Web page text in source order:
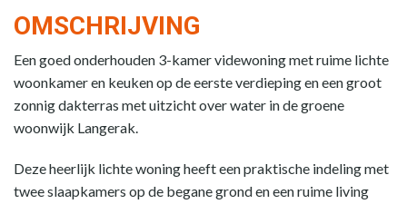
OMSCHRIJVING
Een goed onderhouden 3-kamer videwoning met ruime lichte
woonkamer en keuken op de eerste verdieping en een groot
zonnig dakterras met uitzicht over water in de groene
woonwijk Langerak.
Deze heerlijk lichte woning heeft een praktische indeling met
twee slaapkamers op de begane grond en een ruime living